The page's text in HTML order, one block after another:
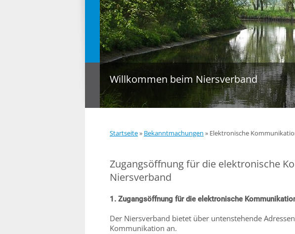
Willkommen beim Niersverband
Startseite» Bekanntmachungen » Elektronische
Zugangsöffnung für die elektronische
Niersverband
1. Zugangsöffnung für die elektronische
Der Niersverband bietet über untenstehende
Kommunikation an.